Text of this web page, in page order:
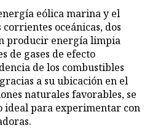
eólica marina y el
oceánicas, dos
producir energía limpia
de gases de efecto
de los combustibles
a su ubicación en el
naturales favorables, se
ideal para experimentar con